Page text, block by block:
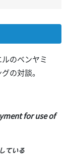
のベンヤミ
の対談。
for use of
ている